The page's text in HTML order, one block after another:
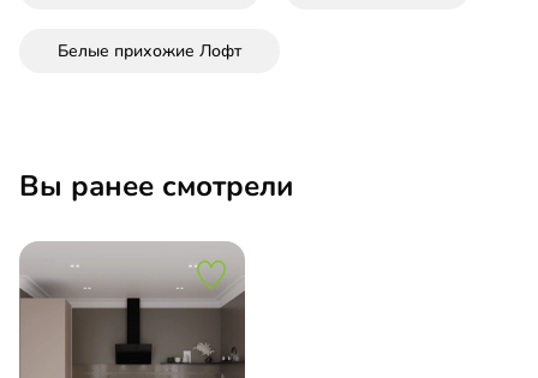
Белые прихожие Лофт
Вы ранее смотрели